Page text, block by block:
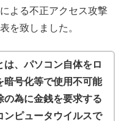
よる不正アクセス攻撃
を致しました。
は、パソコン自体をロ
暗号化等で使用不可能
の為に金銭を要求する
ンピュータウイルスで